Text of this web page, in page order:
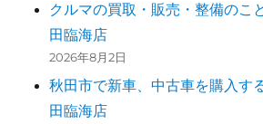
クルマの買取・販売・整備のこ
田臨海店
2026年8月2日
秋田市で新車、中古車を購入す
田臨海店